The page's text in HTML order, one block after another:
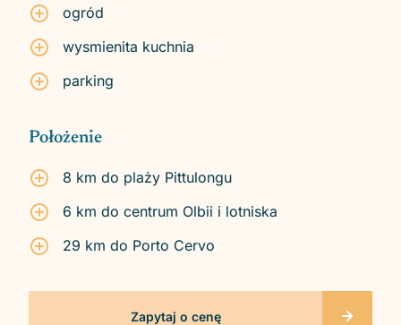
ogród
wysmienita kuchnia
parking
Położenie
8 km do plaży Pittulongu
6 km do centrum Olbii i lotniska
29 km do Porto Cervo
Zapytaj o cenę